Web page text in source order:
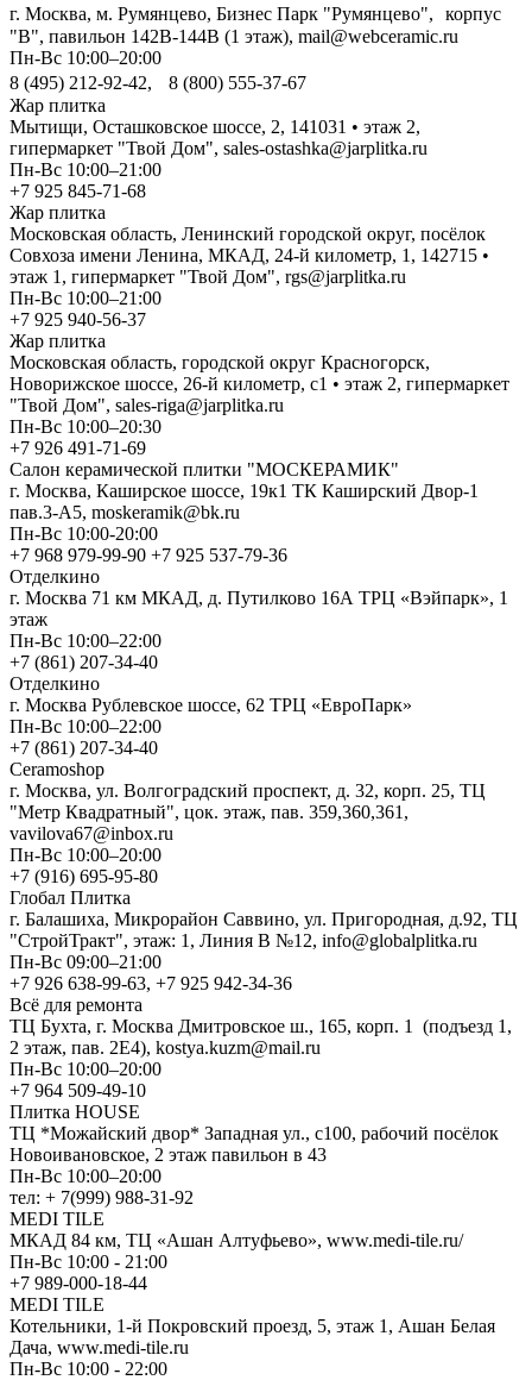
г. Москва, м. Румянцево, Бизнес Парк "Румянцево", корпус
"В", павильон 142В-144В (1 этаж), mail@webceramic.ru
Пн-Вс 10:00–20:00
8 (495) 212-92-42, 8 (800) 555-37-67
Жар плитка
Мытищи, Осташковское шоссе, 2, 141031 • этаж 2,
гипермаркет "Твой Дом", sales-ostashka@jarplitka.ru
Пн-Вс 10:00–21:00
+7 925 845-71-68
Жар плитка
Московская область, Ленинский городской округ, посёлок
Совхоза имени Ленина, МКАД, 24-й километр, 1, 142715 •
этаж 1, гипермаркет "Твой Дом", rgs@jarplitka.ru
Пн-Вс 10:00–21:00
+7 925 940-56-37
Жар плитка
Московская область, городской округ Красногорск,
Новорижское шоссе, 26-й километр, с1 • этаж 2, гипермаркет
"Твой Дом", sales-riga@jarplitka.ru
Пн-Вс 10:00–20:30
+7 926 491-71-69
Салон керамической плитки "МОСКЕРАМИК"
г. Москва, Каширское шоссе, 19к1 ТК Каширский Двор-1
пав.3-А5, moskeramik@bk.ru
Пн-Вс 10:00-20:00
+7 968 979-99-90 +7 925 537-79-36
Отделкино
г. Москва 71 км МКАД, д. Путилково 16А ТРЦ «Вэйпарк», 1
этаж
Пн-Вс 10:00–22:00
+7 (861) 207-34-40
Отделкино
г. Москва Рублевское шоссе, 62 ТРЦ «ЕвроПарк»
Пн-Вс 10:00–22:00
+7 (861) 207-34-40
Ceramoshop
г. Москва, ул. Волгоградский проспект, д. 32, корп. 25, ТЦ
"Метр Квадратный", цок. этаж, пав. 359,360,361,
vavilova67@inbox.ru
Пн-Вс 10:00–20:00
+7 (916) 695-95-80
Глобал Плитка
г. Балашиха, Микрорайон Саввино, ул. Пригородная, д.92, ТЦ
"СтройТракт", этаж: 1, Линия В №12, info@globalplitka.ru
Пн-Вс 09:00–21:00
+7 926 638-99-63, +7 925 942-34-36
Всё для ремонта
ТЦ Бухта, г. Москва Дмитровское ш., 165, корп. 1 (подъезд 1,
2 этаж, пав. 2Е4), kostya.kuzm@mail.ru
Пн-Вс 10:00–20:00
+7 964 509-49-10
Плитка HOUSE
ТЦ *Можайский двор* Западная ул., с100, рабочий посёлок
Новоивановское, 2 этаж павильон в 43
Пн-Вс 10:00–20:00
тел: + 7(999) 988-31-92
MEDI TILE
МКАД 84 км, ТЦ «Ашан Алтуфьево», www.medi-tile.ru/
Пн-Вс 10:00 - 21:00
+7 989-000-18-44
MEDI TILE
Котельники, 1-й Покровский проезд, 5, этаж 1, Ашан Белая
Дача, www.medi-tile.ru
Пн-Вс 10:00 - 22:00